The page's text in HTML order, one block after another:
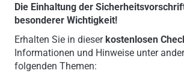
Die Einhaltung der
besonderer Wichtigkeit!
Erhalten Sie in dieserkostenlosen
Informationen und Hinweise unter
folgenden Themen: